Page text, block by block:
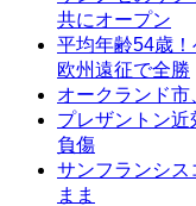
共にオープン
平均年齢54歳！
欧州遠征で全勝
オークランド
プレザントン
負傷
サンフランシ
まま